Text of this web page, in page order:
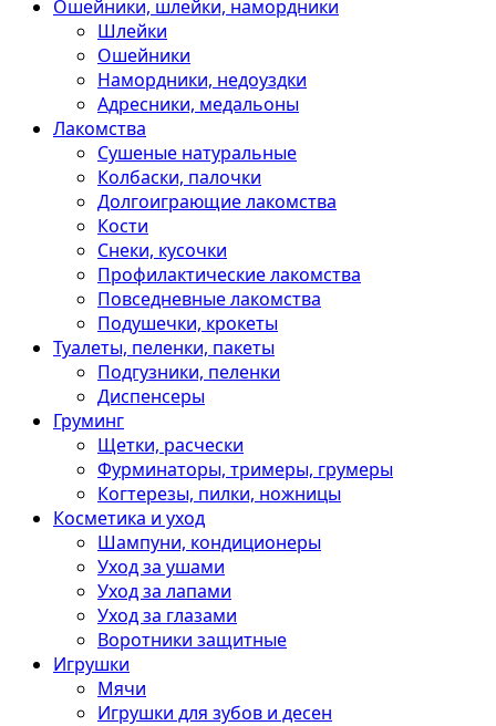
Ошейники, шлейки, намордники
Шлейки
Ошейники
Намордники, недоуздки
Адресники, медальоны
Лакомства
Сушеные натуральные
Колбаски, палочки
Долгоиграющие лакомства
Кости
Снеки, кусочки
Профилактические лакомства
Повседневные лакомства
Подушечки, крокеты
Туалеты, пеленки, пакеты
Подгузники, пеленки
Диспенсеры
Груминг
Щетки, расчески
Фурминаторы, тримеры, грумеры
Когтерезы, пилки, ножницы
Косметика и уход
Шампуни, кондиционеры
Уход за ушами
Уход за лапами
Уход за глазами
Воротники защитные
Игрушки
Мячи
Игрушки для зубов и десен